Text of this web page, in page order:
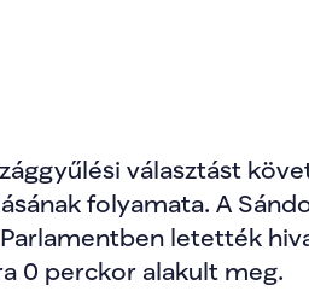
választást
folyamata. A
letették
0 perckor alakult meg.